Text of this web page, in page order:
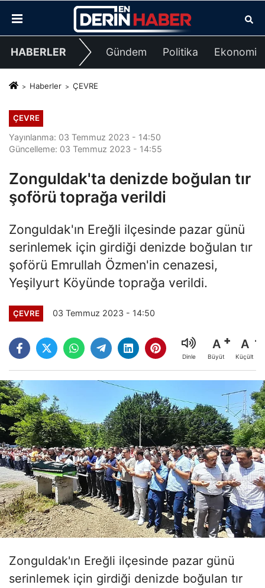
HABERLER Gündem Politika Ekonomi
Haberler ÇEVRE
ÇEVRE
Yayınlanma: 03 Temmuz 2023 - 14:50
Güncelleme: 03 Temmuz 2023 - 14:55
Zonguldak'ta denizde boğulan tır
şoförü toprağa verildi
Zonguldak'ın Ereğli ilçesinde pazar günü
serinlemek için girdiği denizde boğulan tır
şoförü Emrullah Özmen'in cenazesi,
Yeşilyurt Köyünde toprağa verildi.
ÇEVRE 03 Temmuz 2023 - 14:50
Dinle
A
Büyüt
A
Küçült
Zonguldak'ın Ereğli ilçesinde pazar günü
serinlemek için girdiği denizde boğulan tır